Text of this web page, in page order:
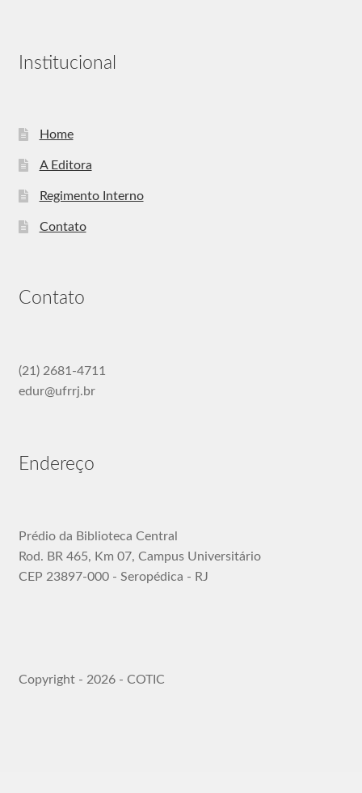
Institucional
Home
A Editora
Regimento Interno
Contato
Contato
(21) 2681-4711
edur@ufrrj.br
Endereço
Prédio da Biblioteca Central
Rod. BR 465, Km 07, Campus Universitário
CEP 23897-000 - Seropédica - RJ
Copyright - 2026 - COTIC